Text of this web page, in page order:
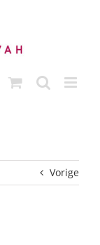
Vorige